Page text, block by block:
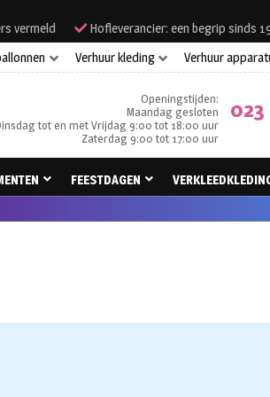
vermeld
Hofleverancier: een begrip sinds
Verhuur kleding Verhuur
Openingstijden:
Maandag gesloten
tot en met Vrijdag 9:00 tot 18:00 uur
Zaterdag 9:00 tot 17:00 uur
023
FEESTDAGEN